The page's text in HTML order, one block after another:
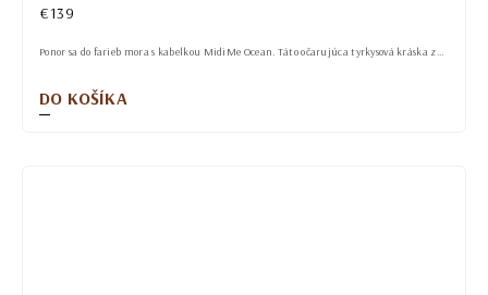
€139
DO KOŠÍKA
Ponor sa do farieb mora s kabelkou MidiMe Ocean. Táto očarujúca tyrkysová kráska z...